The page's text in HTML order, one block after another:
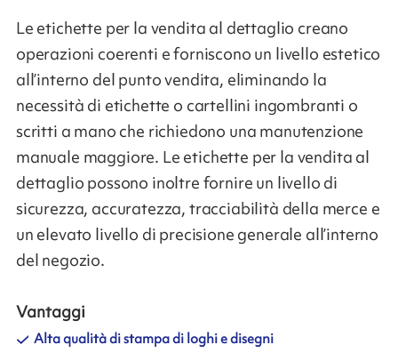
Le etichette per la vendita al dettaglio creano
operazioni coerenti e forniscono un livello estetico
all’interno del punto vendita, eliminando la
necessità di etichette o cartellini ingombranti o
scritti a mano che richiedono una manutenzione
manuale maggiore. Le etichette per la vendita al
dettaglio possono inoltre fornire un livello di
sicurezza, accuratezza, tracciabilità della merce e
un elevato livello di precisione generale all’interno
del negozio.
Vantaggi
Alta qualità di stampa di loghi e disegni